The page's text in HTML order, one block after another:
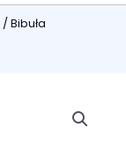
/ Bibuła